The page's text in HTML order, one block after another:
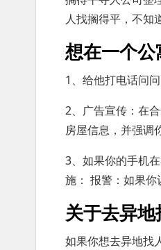
人找搁得平，不知
想在一个
1、给他打电话问
2、广告宣传：在
房屋信息，并强调
3、如果你的手机
施： 报警：如果你
关于去异
如果你想去异地找